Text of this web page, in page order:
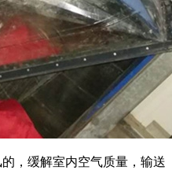
，缓解室内空气质量，输送